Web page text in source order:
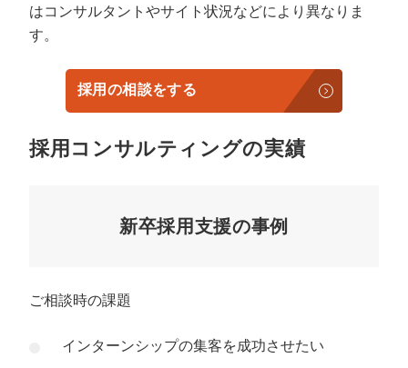
はコンサルタントやサイト状況などにより異なりま
す。
採用の相談をする
採用コンサルティングの実績
新卒採用支援の事例
ご相談時の課題
インターンシップの集客を成功させたい